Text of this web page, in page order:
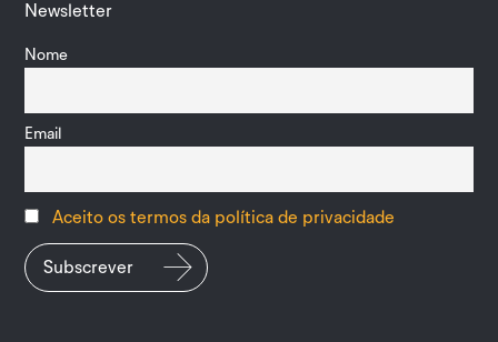
Newsletter
Nome
Email
Aceito os termos da política de privacidade